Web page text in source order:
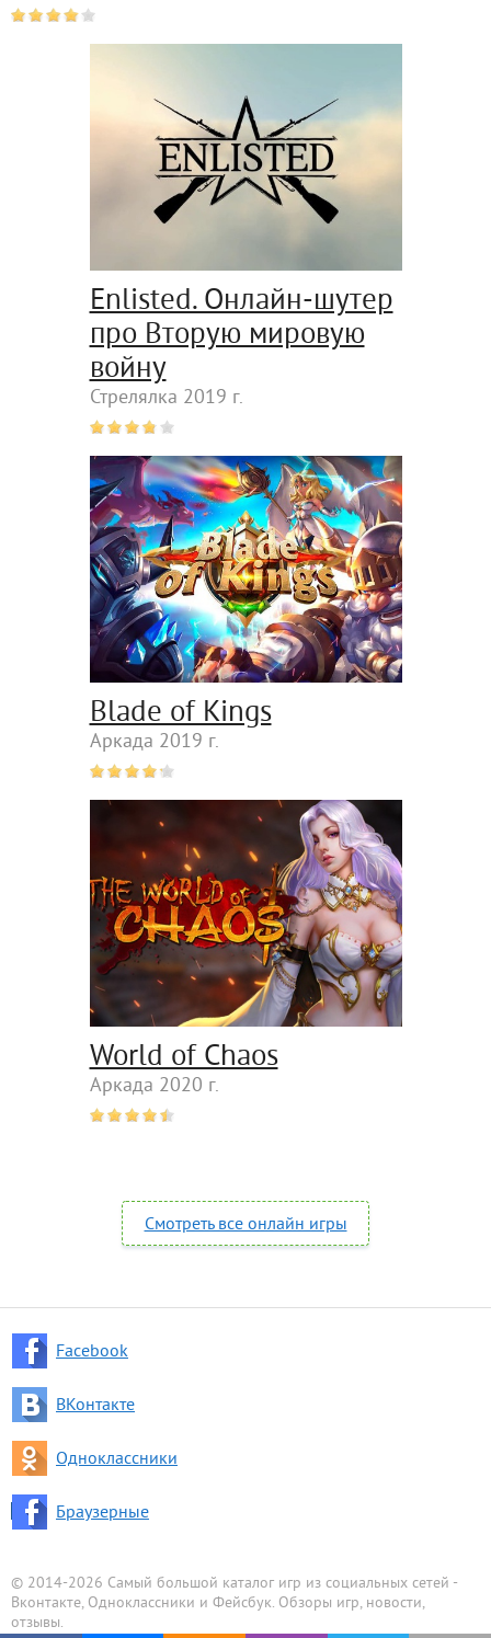
Enlisted. Онлайн-шутер
про Вторую мировую
войну
Стрелялка 2019 г.
Blade of Kings
Аркада 2019 г.
World of Chaos
Аркада 2020 г.
Смотреть все онлайн игры
Facebook
ВКонтакте
Одноклассники
Браузерные
© 2014-2026 Самый большой каталог игр из социальных сетей -
Вконтакте, Одноклассники и Фейсбук. Обзоры игр, новости,
отзывы.